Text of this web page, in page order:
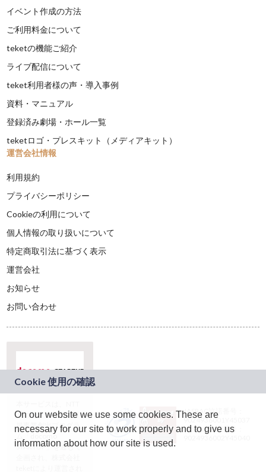
イベント作成の方法
ご利用料金について
teketの機能ご紹介
ライブ配信について
teket利用者様の声・導入事例
資料・マニュアル
登録済み劇場・ホール一覧
teketロゴ・プレスキット（メディアキット）
運営会社情報
利用規約
プライバシーポリシー
Cookieの利用について
個人情報の取り扱いについて
特定商取引法に基づく表示
運営会社
お知らせ
お問い合わせ
ドコモグループの新
規事業創出プログラ
ム「docomo
STARTUP」を通じて
JASRAC許諾番号：
9024936001Y45037
JASRAC許諾番号：
On our website we use some cookies. These are
necessary for our site to work properly and to give us
information about how our site is used.